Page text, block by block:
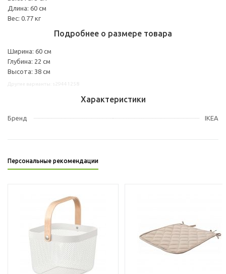
Длина: 60 см
Вес: 0.77 кг
Подробнее о размере товара
Ширина: 60 см
Глубина: 22 см
Высота: 38 см
Характеристики
Бренд IKEA
Персональные рекомендации